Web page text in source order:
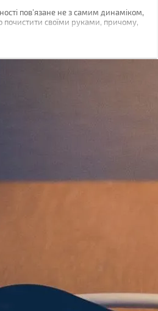
пов'язане не з самим динаміком,
почистити своїми руками, причому,